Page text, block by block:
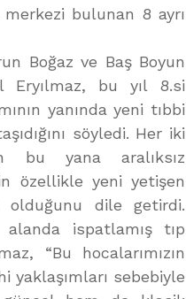
merkezi bulunan 8 ayrı
Boğaz ve Baş Boyun
Eryılmaz, bu yıl 8.si
yanında yeni tıbbi
söyledi. Her iki
bu yana aralıksız
özellikle yeni yetişen
dile getirdi.
alanda ispatlamış tıp
“Bu hocalarımızın
yaklaşımları sebebiyle